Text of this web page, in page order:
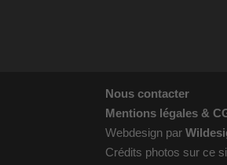
Nous contacter
Mentions légales &
Webdesign par
Crédits photos sur ce